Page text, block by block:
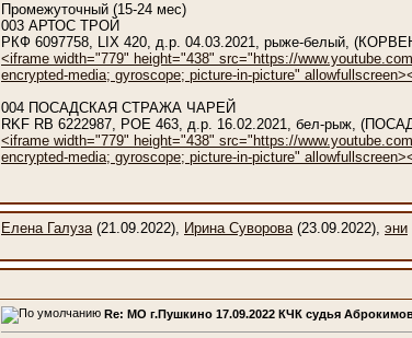
Промежуточный (15-24 мес)
003 АРТОС ТРОЙ
РКФ 6097758, LIX 420, д.р. 04.03.2021, рыже-белый,
<iframe width="779" height="438" src="https://
encrypted-media; gyroscope; picture-in-picture"
004 ПОСАДСКАЯ СТРАЖА ЧАРЕЙ
RKF RB 6222987, POE 463, д.р. 16.02.2021, бел-
<iframe width="779" height="438" src="https://
encrypted-media; gyroscope; picture-in-picture"
Елена Галуза(21.09.2022), Ирина Суворова(23.09.2022), эни
Re: МО г.Пушкино 17.09.2022 КЧК судья